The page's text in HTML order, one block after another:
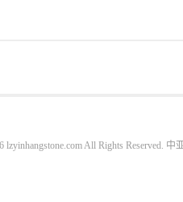
lzyinhangstone.com All Rights Reserved.